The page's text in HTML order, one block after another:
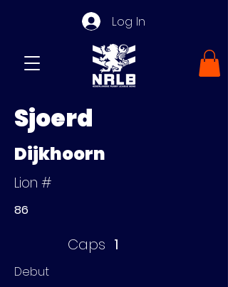
Log In
Sjoerd
Dijkhoorn
Lion #
86
Caps 1
Debut